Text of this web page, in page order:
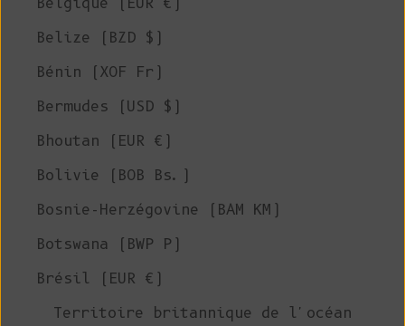
Belize (BZD $)
Bénin (XOF Fr)
Bermudes (USD $)
Bhoutan (EUR €)
Bolivie (BOB Bs.)
Bosnie-Herzégovine (BAM КМ)
Botswana (BWP P)
Brésil (EUR €)
Territoire britannique de l'océan